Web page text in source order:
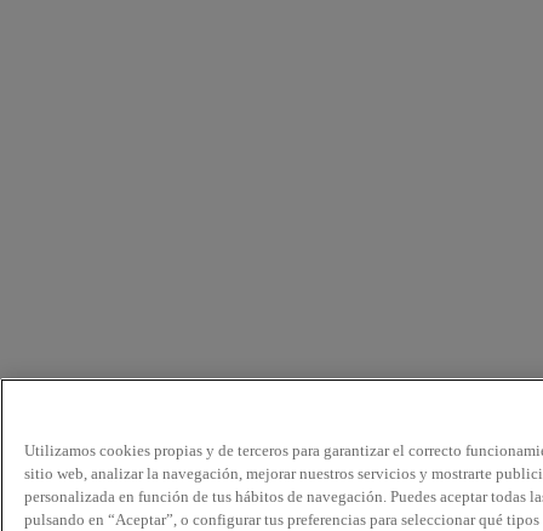
Utilizamos cookies propias y de terceros para garantizar el correcto
sitio web, analizar la navegación, mejorar nuestros servicios y mostrarte
personalizada en función de tus hábitos de navegación. Puedes aceptar todas
pulsando en “Aceptar”, o configurar tus preferencias para seleccionar qué tipos